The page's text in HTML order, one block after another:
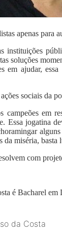
apenas para
instituições
soluções
em ajudar,
sociais da
campeões em
Essa jogatina
da miséria,
com
é Bacharel
da Costa